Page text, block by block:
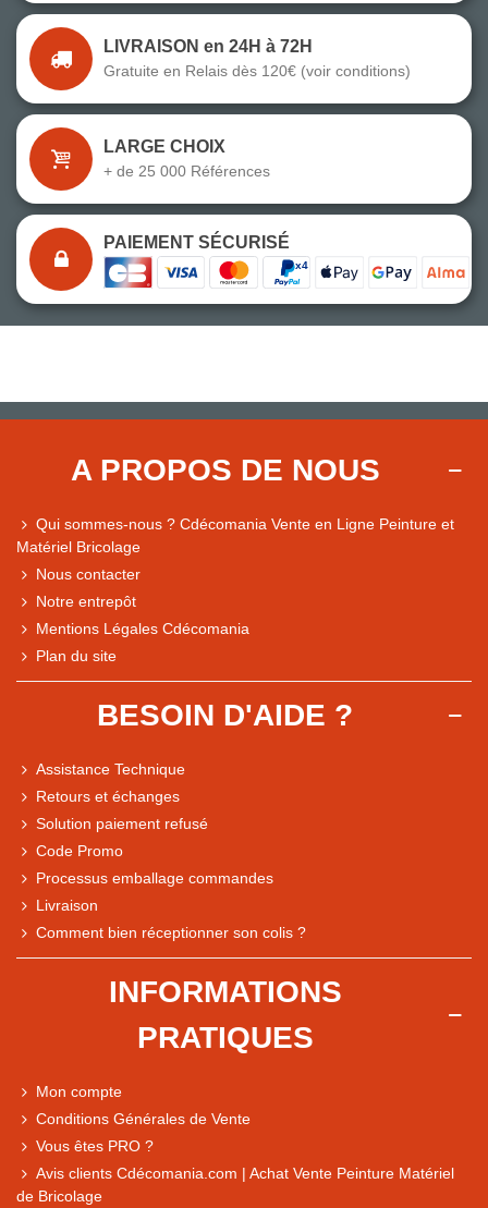
Comparaison des performances du magasin
Express, Chez vous, Point relais, Retrait magasin
LIVRAISON en 24H à 72H
Gratuite en Relais dès 120€ (voir conditions)
LARGE CHOIX
+ de 25 000 Références
PAIEMENT SÉCURISÉ
A PROPOS DE NOUS
Qui sommes-nous ? Cdécomania Vente en Ligne Peinture et
Matériel Bricolage
Nous contacter
Notre entrepôt
Mentions Légales Cdécomania
Plan du site
BESOIN D'AIDE ?
Assistance Technique
Retours et échanges
Solution paiement refusé
Code Promo
Processus emballage commandes
Livraison
Comment bien réceptionner son colis ?
INFORMATIONS
PRATIQUES
Mon compte
Conditions Générales de Vente
Vous êtes PRO ?
Avis clients Cdécomania.com | Achat Vente Peinture Matériel
de Bricolage